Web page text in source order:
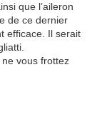
que l’aileron
de ce dernier
efficace. Il serait
vous frottez